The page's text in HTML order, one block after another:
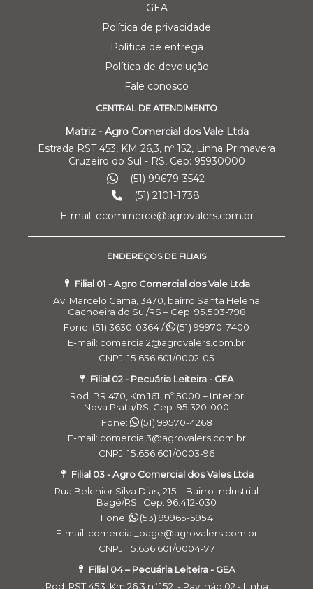
GEA
Política de privacidade
Política de entrega
Política de devolução
Fale conosco
CENTRAL DE ATENDIMENTO
Matriz - Agro Comercial dos Vale Ltda
Estrada RST 453, KM 26,3, nº 152, Linha Primavera
Cruzeiro do Sul - RS, Cep: 95930000
(51) 99679-3542
(51) 2101-1738
E-mail: ecommerce@agrovalers.com.br
ENDEREÇOS DE FILIAIS
Filial 01 - Agro Comercial dos Vale Ltda
Av. Marcelo Gama, 3470, bairro Santa Helena
Cachoeira do Sul/RS – Cep: 95.503-798
Fone: (51) 3630-0364 /
(51) 99970-7400
E-mail: comercial2@agrovalers.com.br
CNPJ: 15.656.601/0002-05
Filial 02 - Pecuária Leiteira - GEA
Rod. BR 470, Km 161, nº 5000 – Interior
Nova Prata/RS, Cep: 95.320-000
Fone:
(51) 99570-4268
E-mail: comercial3@agrovalers.com.br
CNPJ: 15.656.601/0003-96
Filial 03 - Agro Comercial dos Vales Ltda
Rua Belchior Silva Dias, 215 – Bairro Industrial
Bagé/RS , Cep: 96.412-030
Fone:
(53) 99965-5954
E-mail: comercial_bage@agrovalers.com.br
CNPJ: 15.656.601/0004-77
Filial 04 – Pecuária Leiteira - GEA
Rod. RST 453, Km 26,3 nº 152, - Pavilhão 02 - Linha